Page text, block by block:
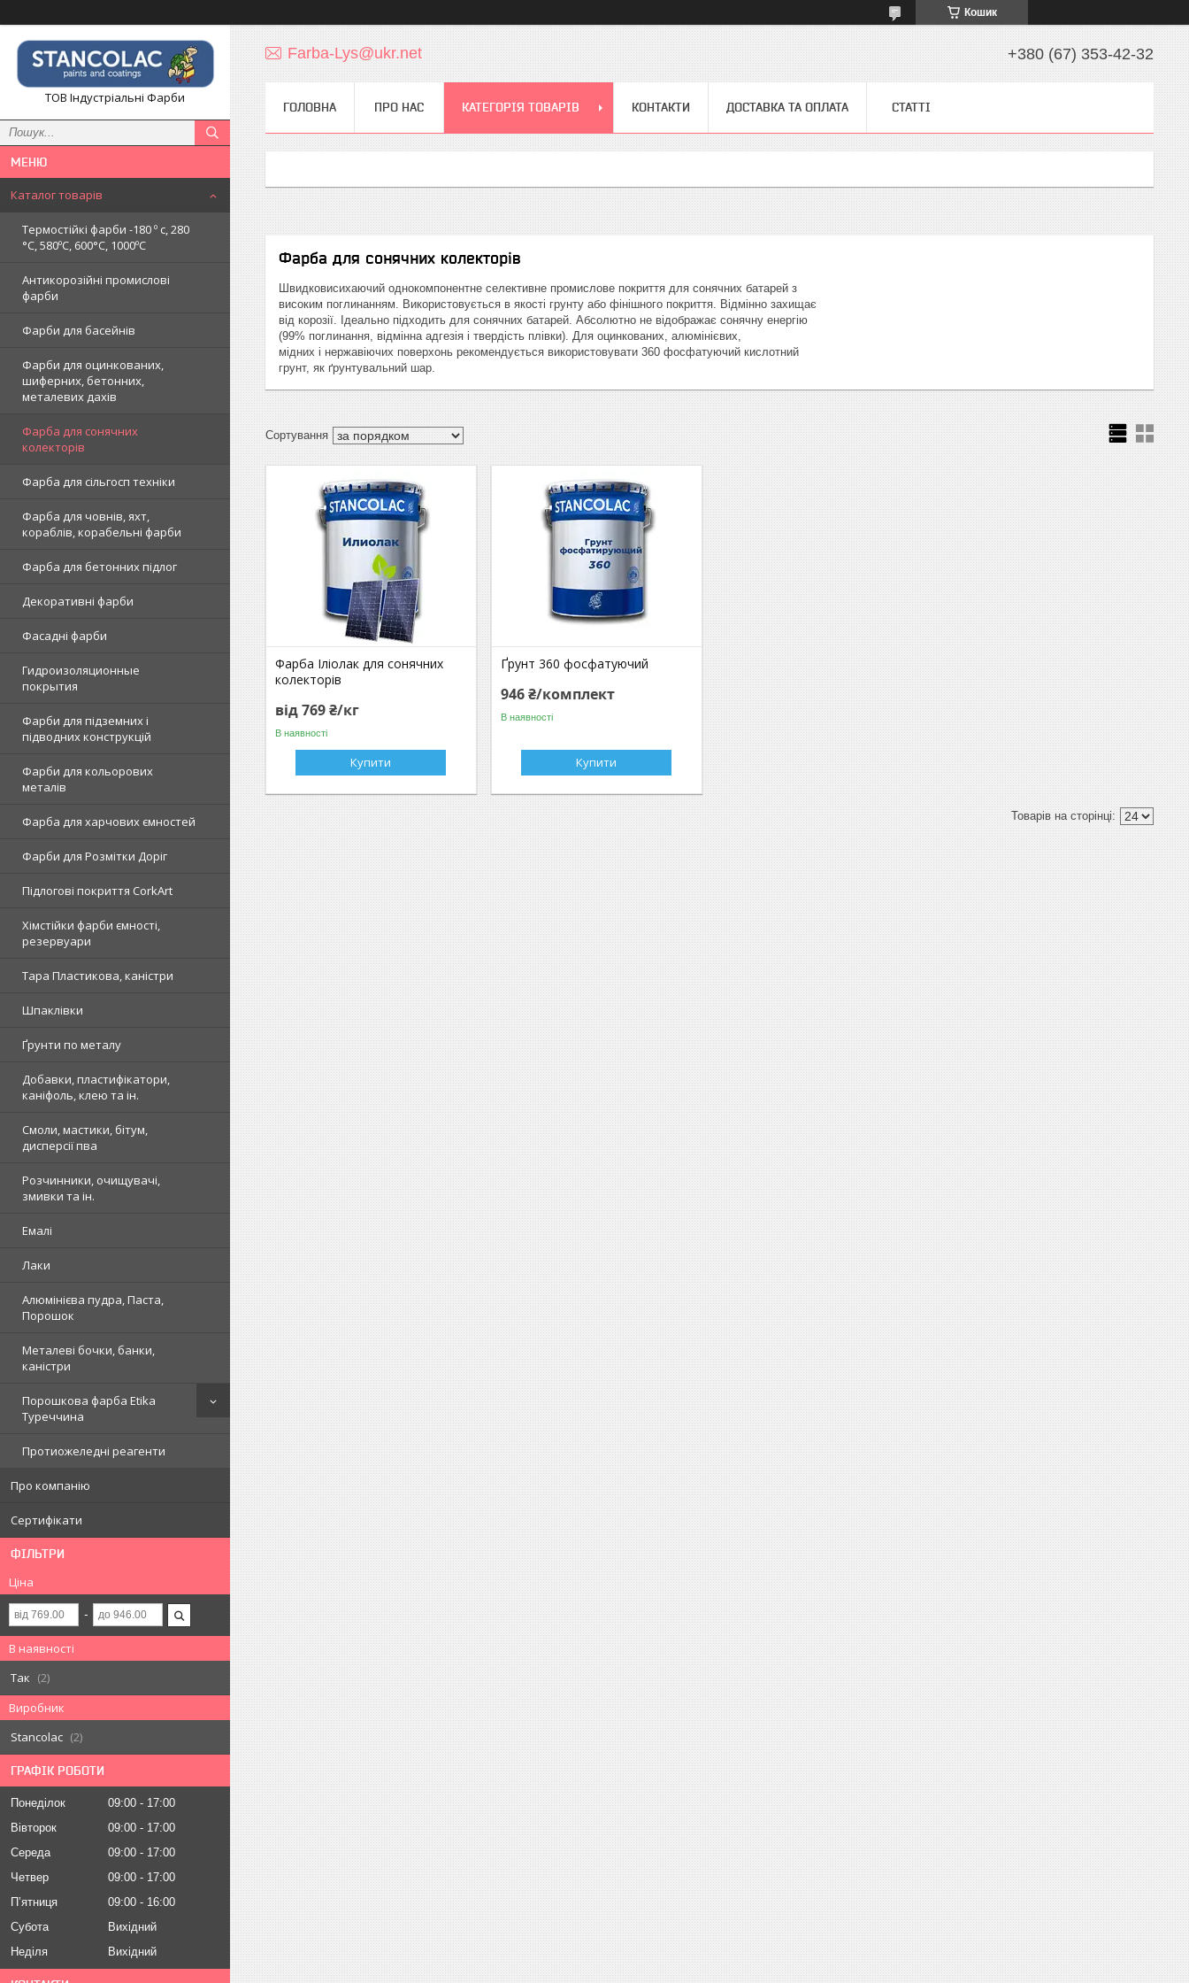
Кошик
ТОВ Індустріальні Фарби
Каталог товарів
Термостійкі фарби -180 º c, 280
°С, 580ºС, 600°С, 1000ºC
Антикорозійні промислові
фарби
Фарби для басейнів
Фарби для оцинкованих,
шиферних, бетонних,
металевих дахів
Фарба для сонячних
колекторів
Фарба для сільгосп техніки
Фарба для човнів, яхт,
кораблів, корабельні фарби
Фарба для бетонних підлог
Декоративні фарби
Фасадні фарби
Гидроизоляционные
покрытия
Фарби для підземних і
підводних конструкцій
Фарби для кольорових
металів
Фарба для харчових ємностей
Фарби для Розмітки Доріг
Підлогові покриття CorkArt
Хімстійки фарби ємності,
резервуари
Тара Пластикова, каністри
Шпаклівки
Ґрунти по металу
Добавки, пластифікатори,
каніфоль, клею та ін.
Смоли, мастики, бітум,
дисперсії пва
Розчинники, очищувачі,
змивки та ін.
Емалі
Лаки
Алюмінієва пудра, Паста,
Порошок
Металеві бочки, банки,
каністри
Порошкова фарба Etika
Туреччина
Протиожеледні реагенти
Про компанію
Сертифікати
ФІЛЬТРИ
Ціна
В наявності
Так
2
Виробник
Stancolac
2
ГРАФІК РОБОТИ
Понеділок 09:00
17:00
Вівторок
09:00
17:00
Середа
09:00
17:00
Четвер
09:00
17:00
Пʼятниця
09:00
16:00
Субота
Вихідний
Неділя
Вихідний
Farba-Lys@ukr.net +380 (67) 353-42-32
ГОЛОВНА ПРО НАС КАТЕГОРІЯ ТОВАРІВ КОНТАКТИ ДОСТАВКА ТА ОПЛАТА СТАТТІ
Фарба для сонячних колекторів
Швидковисихаючий однокомпонентне селективне промислове покриття для сонячних батарей з
високим поглинанням. Використовується в якості грунту або фінішного покриття. Відмінно захищає
від корозії. Ідеально підходить для сонячних батарей. Абсолютно не відображає сонячну енергію
(99% поглинання, відмінна адгезія і твердість плівки). Для оцинкованих, алюмінієвих,
мідних і нержавіючих поверхонь рекомендується використовувати 360 фосфатуючий кислотний
грунт, як ґрунтувальний шар.
Фарба Іліолак для сонячних
колекторів
від 769 ₴/кг
В наявності
Купити
Ґрунт 360 фосфатуючий
946 ₴/комплект
В наявності
Купити